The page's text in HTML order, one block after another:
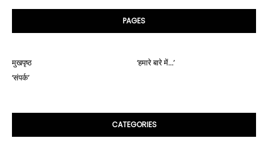
PAGES
मुखपृष्ठ
‘हमारे बारे में...’
‘संपर्क’
CATEGORIES